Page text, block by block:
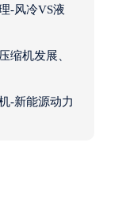
-风冷VS液
缩机发展、
-新能源动力